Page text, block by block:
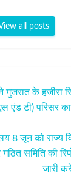
all posts
गुजरात के हजीरा
एंड टी) परिसर का
8 जून को राज्य
समिति की
जारी